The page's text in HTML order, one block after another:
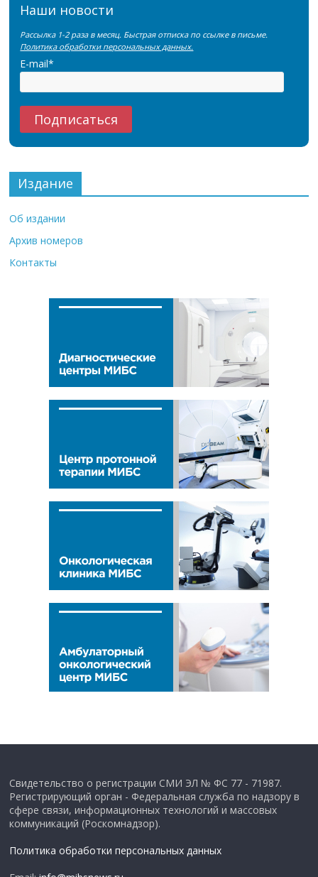
Наши новости
Рассылка 1-2 раза в месяц. Быстрая отписка по ссылке в письме.
Политика обработки персональных данных.
E-mail*
Издание
Об издании
Архив номеров
Контакты
Свидетельство о регистрации СМИ ЭЛ № ФС 77 - 71987.
Регистрирующий орган - Федеральная служба по надзору в
сфере связи, информационных технологий и массовых
коммуникаций (Роскомнадзор).
Политика обработки персональных данных